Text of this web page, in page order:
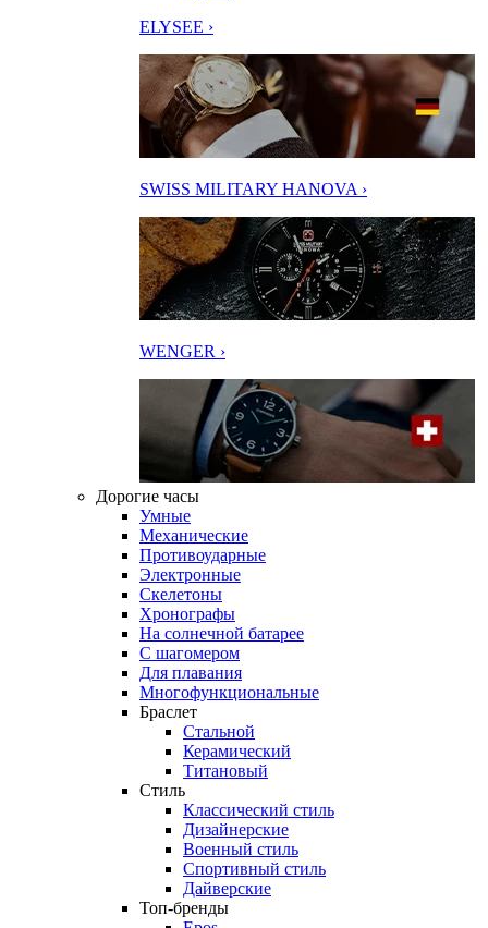
ELYSEE ›
SWISS MILITARY HANOVA ›
WENGER ›
Дорогие часы
Умные
Механические
Противоударные
Электронные
Скелетоны
Хронографы
На солнечной батарее
С шагомером
Для плавания
Многофункциональные
Браслет
Стальной
Керамический
Титановый
Стиль
Классический стиль
Дизайнерские
Военный стиль
Спортивный стиль
Дайверские
Топ-бренды